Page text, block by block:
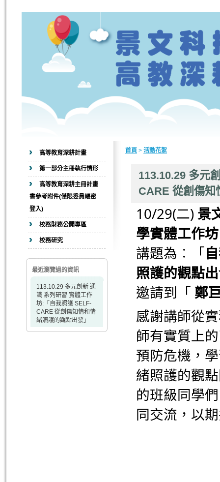
高等教育深耕計畫
第一部分主冊執行情形
高等教育深耕主冊計畫
書參考附件(僅限委員帳密
登入)
校務財務公開專區
校務研究
最近瀏覽過的資訊
113.10.29 多元創新 通
識 系列研習 實體工作
坊:「自我照護 SELF-
CARE 從創傷知情和情
緒照護的觀點出發」
首頁 > 活動花絮
113.10.29 多元
CARE 從創傷知
10/29(二)景
學實體工作坊
講題為︰「
照護的觀點
邀請到「 鄭
感謝講師從
師有實質上
預防危機，
緒照護的觀
的班級同學
同交流，以